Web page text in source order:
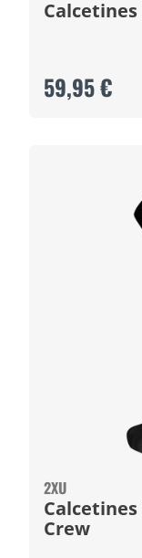
59,95 €
2XU
Calcetines Vectr Light Cushion
Crew